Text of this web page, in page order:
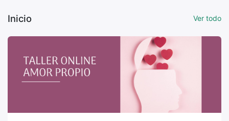
Inicio Ver todo